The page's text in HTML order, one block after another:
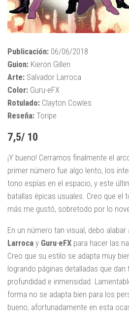
Publicación: 06/06/2018
Guion: Kieron Gillen
Arte: Salvador Larroca
Color: Guru-eFX
Rotulado: Clayton Cowles
Reseña: Toripe
7,5/ 10
¡Y bueno! Cerramos finalmente el
primer número fue algo lento, los
tono espías en el espacio, y este
batallas épicas usuales. Creo que el
más me gustó, sobretodo por lo
En un número tan visual, debo alabar
Larroca y Guru-eFX para hacer las
Creo que su estilo se adapta muy
logrando páginas detalladas que
profundidad e inmensidad.
forma no se adapta bien para los
bueno, afortunadamente en esta